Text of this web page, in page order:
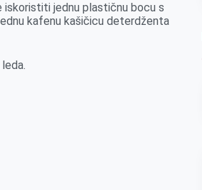
iskoristiti jednu plastičnu bocu s
kafenu kašičicu deterdženta